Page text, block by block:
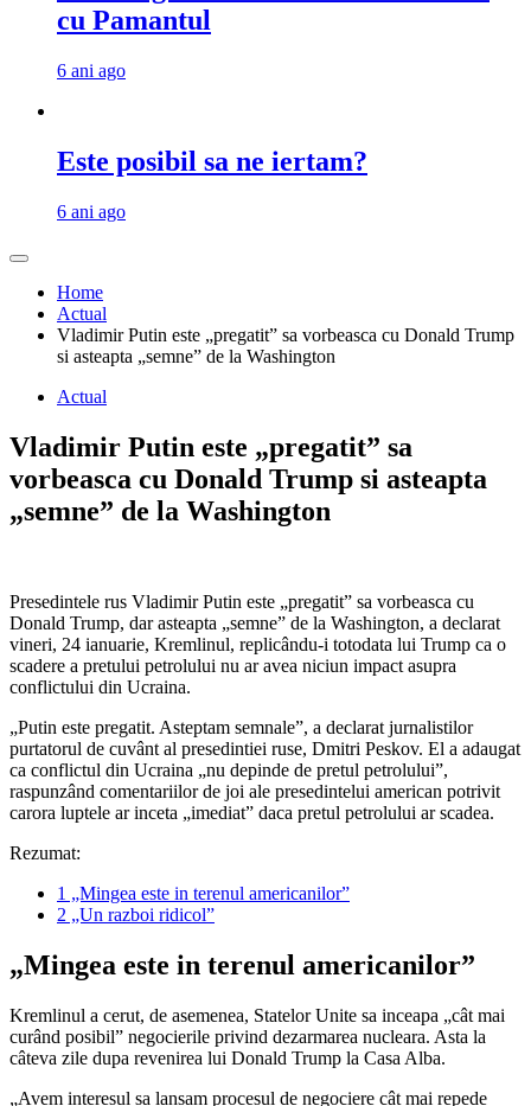
cu Pamantul
6 ani ago
Este posibil sa ne iertam?
6 ani ago
Home
Actual
Vladimir Putin este „pregatit” sa vorbeasca cu Donald Trump
si asteapta „semne” de la Washington
Actual
Vladimir Putin este „pregatit” sa
vorbeasca cu Donald Trump si asteapta
„semne” de la Washington
Presedintele rus Vladimir Putin este „pregatit” sa vorbeasca cu
Donald Trump, dar asteapta „semne” de la Washington, a declarat
vineri, 24 ianuarie, Kremlinul, replicându-i totodata lui Trump ca o
scadere a pretului petrolului nu ar avea niciun impact asupra
conflictului din Ucraina.
„Putin este pregatit. Asteptam semnale”, a declarat jurnalistilor
purtatorul de cuvânt al presedintiei ruse, Dmitri Peskov. El a adaugat
ca conflictul din Ucraina „nu depinde de pretul petrolului”,
raspunzând comentariilor de joi ale presedintelui american potrivit
carora luptele ar inceta „imediat” daca pretul petrolului ar scadea.
Rezumat:
1 „Mingea este in terenul americanilor”
2 „Un razboi ridicol”
„Mingea este in terenul americanilor”
Kremlinul a cerut, de asemenea, Statelor Unite sa inceapa „cât mai
curând posibil” negocierile privind dezarmarea nucleara. Asta la
câteva zile dupa revenirea lui Donald Trump la Casa Alba.
„Avem interesul sa lansam procesul de negociere cât mai repede